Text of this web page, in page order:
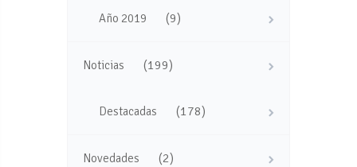
Año 2019 (9)
Noticias (199)
Destacadas (178)
Novedades (2)